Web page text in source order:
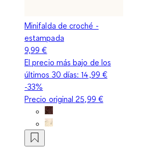
Minifalda de croché -
estampada
9,99 €
El precio más bajo de los
últimos 30 días:14,99 €
-33%
Precio original 25,99 €